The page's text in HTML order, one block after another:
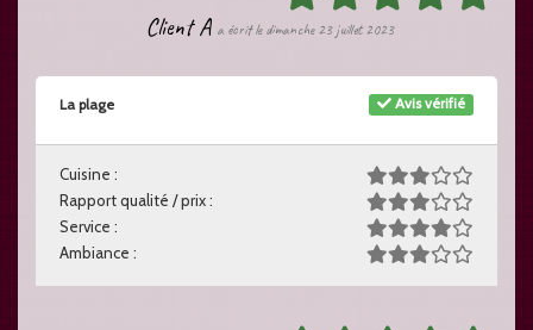
Client A a écrit le dimanche 23 juillet 2023
Avis vérifié
La plage
Cuisine :
Rapport qualité / prix :
Service :
Ambiance :